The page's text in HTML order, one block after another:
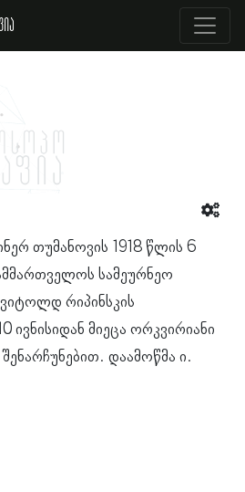
თუმანოვის 1918 წლის 6
სამეურნეო
რიპინსკის
ივნისიდან მიეცა ორკვირიანი
დაამოწმა ი.